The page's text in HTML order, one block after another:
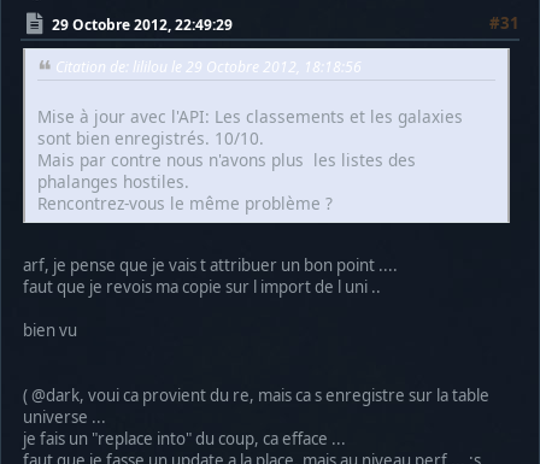
29 Octobre 2012, 22:49:29 #31
Citation de: lililou le 29 Octobre 2012, 18:18:56
Mise à jour avec l'API: Les classements et les galaxies
sont bien enregistrés. 10/10.
Mais par contre nous n'avons plus les listes des
phalanges hostiles.
Rencontrez-vous le même problème ?
arf, je pense que je vais t attribuer un bon point ....
faut que je revois ma copie sur l import de l uni ..
bien vu
( @dark, voui ca provient du re, mais ca s enregistre sur la table
universe ...
je fais un "replace into" du coup, ca efface ...